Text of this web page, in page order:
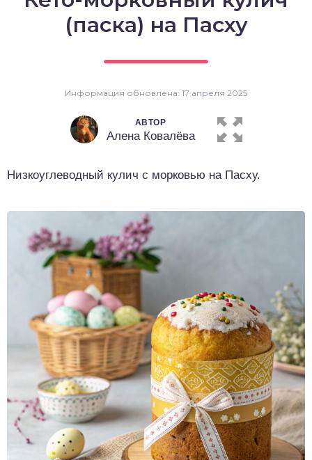
(паска) на Пасху
Информация обновлена: 17 апреля 2025
АВТОР
Алена Ковалёва
Низкоуглеводный кулич с морковью на Пасху.